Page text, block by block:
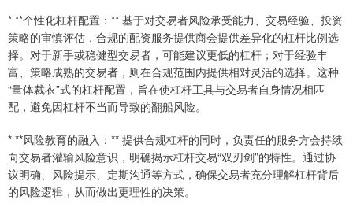
* **个性化杠杆配置：** 基于对交易者风险承受能力、交易经验、投资
策略的审慎评估，合规的配资服务提供商会提供差异化的杠杆比例选
择。对于新手或稳健型交易者，可能建议更低的杠杆；对于经验丰
富、策略成熟的交易者，则在合规范围内提供相对灵活的选择。这种
“量体裁衣”式的杠杆配置，旨在使杠杆工具与交易者自身情况相匹
配，避免因杠杆不当而导致的翻船风险。
* **风险教育的融入：** 提供合规杠杆的同时，负责任的服务方会持续
向交易者灌输风险意识，明确揭示杠杆交易“双刃剑”的特性。通过协
议明确、风险提示、定期沟通等方式，确保交易者充分理解杠杆背后
的风险逻辑，从而做出更理性的决策。